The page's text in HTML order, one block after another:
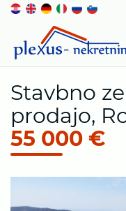
Stavbno
prodajo,
55 000 €